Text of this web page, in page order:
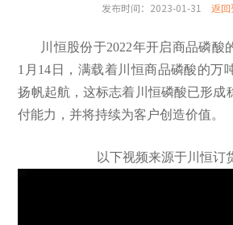
发布时间：2023-01-31 返回
川恒股份于2022年开启商品磷酸
1月14日，满载着川恒商品磷酸的万
扬帆起航，这标志着川恒磷酸已形成
付能力，并将持续为客户创造价值。
以下视频来源于川恒订